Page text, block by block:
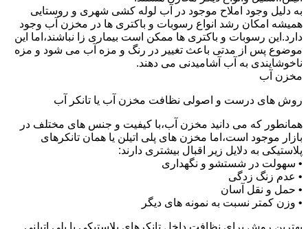
به دلیل وجود املاح موجود در آب لوله کشی شهری و روستایی
همیشه امکان رشد انواع رسوبات و باکتری ها در مخزن آب وجود
دارد.این رسوبات و باکتری ها ممکن است بیماری زا نباشند،اما این
موضوع پس از مدتی باعث تغییر در رنگ و مزه آب می شود و مزه
ناخوشایندی به آب آشامیدنی می دهند.
مخزن آب
روش های درست و اصولی نظافت مخزن آب یا تانکر آب
همانطور که می دانید مخزن آب،با کیفیت و جنس های مختلف در
بازار موجود است،اما مخزن های پلی اتیلن یا همان تانکرهای
پلاستیکی به دلایل زیر اقبال بیشتری دارند:
• سهولت در شستشو و نگهداری
• عدم زنگ زدگی
• حمل و نقل آسان
• وزن کمتر نسبت به نمونه های دیگر
بهترین روش برای نظافت داخل تانکرهای پلاستیکی یا پلی اتیلنی